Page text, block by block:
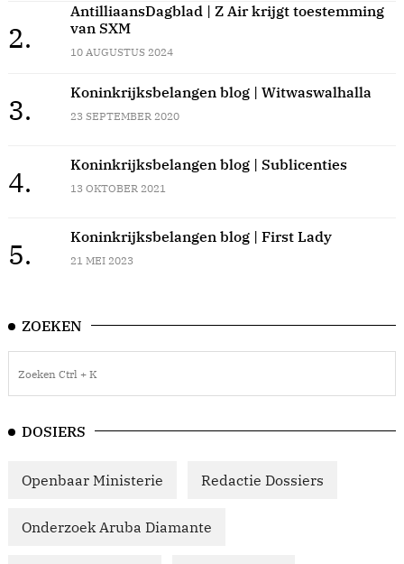
2.
AntilliaansDagblad | Z Air krijgt toestemming
van SXM
10 AUGUSTUS 2024
3.
Koninkrijksbelangen blog | Witwaswalhalla
23 SEPTEMBER 2020
4.
Koninkrijksbelangen blog | Sublicenties
13 OKTOBER 2021
5.
Koninkrijksbelangen blog | First Lady
21 MEI 2023
ZOEKEN
DOSIERS
Openbaar Ministerie Redactie Dossiers
Onderzoek Aruba Diamante